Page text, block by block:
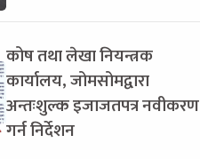
कोष तथा लेखा नियन्त्रक
कार्यालय, जोमसोमद्वारा
अन्तःशुल्क इजाजतपत्र नवीकरण
गर्न निर्देशन